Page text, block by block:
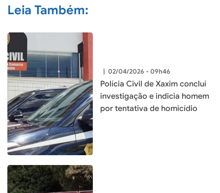
Leia Também:
| 02/04/2026 - 09h46
Polícia Civil de Xaxim concluí
investigação e indicia homem
por tentativa de homicídio